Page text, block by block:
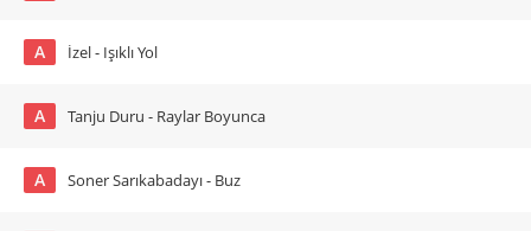
A İzel - Işıklı Yol
A Tanju Duru - Raylar Boyunca
A Soner Sarıkabadayı - Buz